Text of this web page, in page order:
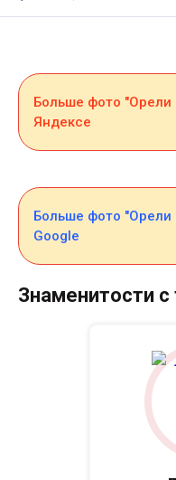
Больше фото
Яндексе
Больше фото
Google
Знаменитости